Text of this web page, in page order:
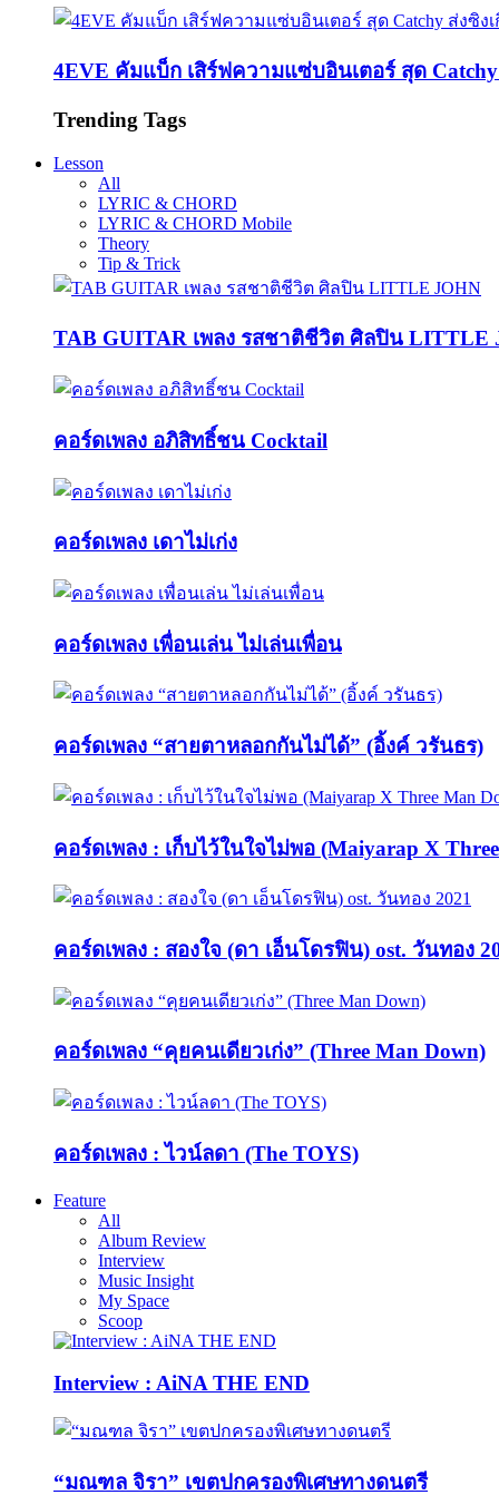
4EVE คัมแบ็ก เสิร์ฟความแซ่บอินเตอร์ สุด
Trending Tags
Lesson
All
LYRIC & CHORD
LYRIC & CHORD Mobile
Theory
Tip & Trick
TAB GUITAR เพลง รสชาติชีวิต ศิลปิน LITTLE
คอร์ดเพลง อภิสิทธิ์ชน Cocktail
คอร์ดเพลง เดาไม่เก่ง
คอร์ดเพลง เพื่อนเล่น ไม่เล่นเพื่อน
คอร์ดเพลง “สายตาหลอกกันไม่ได้” (อิ้งค์ วรันธร)
คอร์ดเพลง : เก็บไว้ในใจไม่พอ (Maiyarap X
คอร์ดเพลง : สองใจ (ดา เอ็นโดรฟิน) ost. วันทอง
คอร์ดเพลง “คุยคนเดียวเก่ง” (Three Man Down)
คอร์ดเพลง : ไวน์ลดา (The TOYS)
Feature
All
Album Review
Interview
Music Insight
My Space
Scoop
Interview : AiNA THE END
“มณฑล จิรา” เขตปกครองพิเศษทางดนตรี